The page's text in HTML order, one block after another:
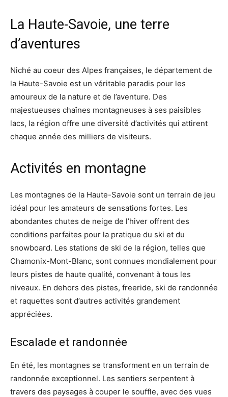
La Haute-Savoie, une terre
d’aventures
Niché au coeur des Alpes françaises, le département de
la Haute-Savoie est un véritable paradis pour les
amoureux de la nature et de l’aventure. Des
majestueuses chaînes montagneuses à ses paisibles
lacs, la région offre une diversité d’activités qui attirent
chaque année des milliers de visiteurs.
Activités en montagne
Les montagnes de la Haute-Savoie sont un terrain de jeu
idéal pour les amateurs de sensations fortes. Les
abondantes chutes de neige de l’hiver offrent des
conditions parfaites pour la pratique du ski et du
snowboard. Les stations de ski de la région, telles que
Chamonix-Mont-Blanc, sont connues mondialement pour
leurs pistes de haute qualité, convenant à tous les
niveaux. En dehors des pistes, freeride, ski de randonnée
et raquettes sont d’autres activités grandement
appréciées.
Escalade et randonnée
En été, les montagnes se transforment en un terrain de
randonnée exceptionnel. Les sentiers serpentent à
travers des paysages à couper le souffle, avec des vues